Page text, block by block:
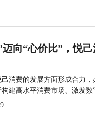
迈向“心价比”，悦
消费的发展方面形成合力
建高水平消费市场、激发数